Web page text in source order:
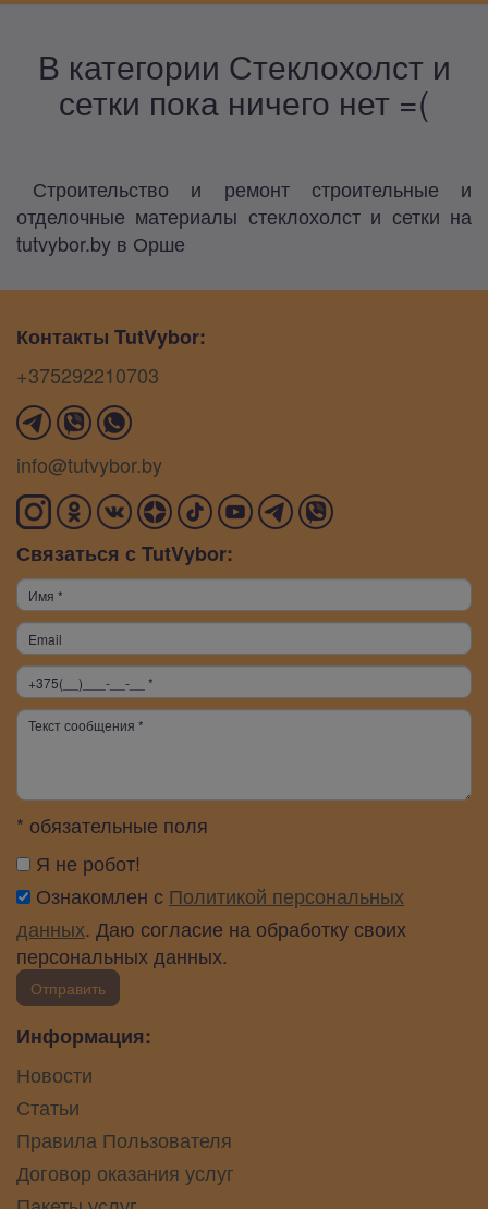
В категории Стеклохолст и
сетки пока ничего нет =(
Строительство и ремонт строительные и
отделочные материалы стеклохолст и сетки на
tutvybor.by в Орше
Контакты TutVybor:
+375292210703
info@tutvybor.by
Связаться с TutVybor:
* обязательные поля
Я не робот!
Ознакомлен с Политикой персональных
данных. Даю согласие на обработку своих
персональных данных.
Отправить
Информация:
Новости
Статьи
Правила Пользователя
Договор оказания услуг